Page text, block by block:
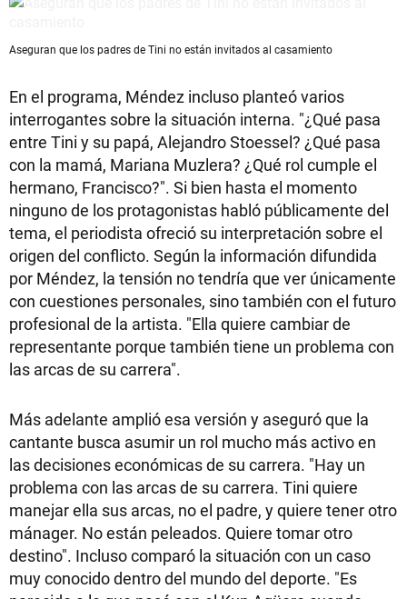
Aseguran que los padres de Tini no están invitados al casamiento
En el programa, Méndez incluso planteó varios
interrogantes sobre la situación interna. "¿Qué pasa
entre Tini y su papá, Alejandro Stoessel? ¿Qué pasa
con la mamá, Mariana Muzlera? ¿Qué rol cumple el
hermano, Francisco?". Si bien hasta el momento
ninguno de los protagonistas habló públicamente del
tema, el periodista ofreció su interpretación sobre el
origen del conflicto. Según la información difundida
por Méndez, la tensión no tendría que ver únicamente
con cuestiones personales, sino también con el futuro
profesional de la artista. "Ella quiere cambiar de
representante porque también tiene un problema con
las arcas de su carrera".
Más adelante amplió esa versión y aseguró que la
cantante busca asumir un rol mucho más activo en
las decisiones económicas de su carrera. "Hay un
problema con las arcas de su carrera. Tini quiere
manejar ella sus arcas, no el padre, y quiere tener otro
mánager. No están peleados. Quiere tomar otro
destino". Incluso comparó la situación con un caso
muy conocido dentro del mundo del deporte. "Es